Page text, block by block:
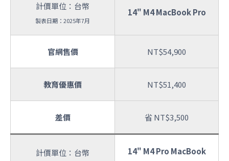
計價單位：台幣
製表日期：2025年7月
14" M4 MacBook Pro
官網售價 NT$54,900
教育優惠價 NT$51,400
差價 省 NT$3,500
計價單位：台幣
14" M4 Pro MacBook